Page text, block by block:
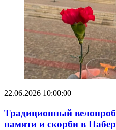
22.06.2026 10:00:00
Традиционный
памяти и скорби в